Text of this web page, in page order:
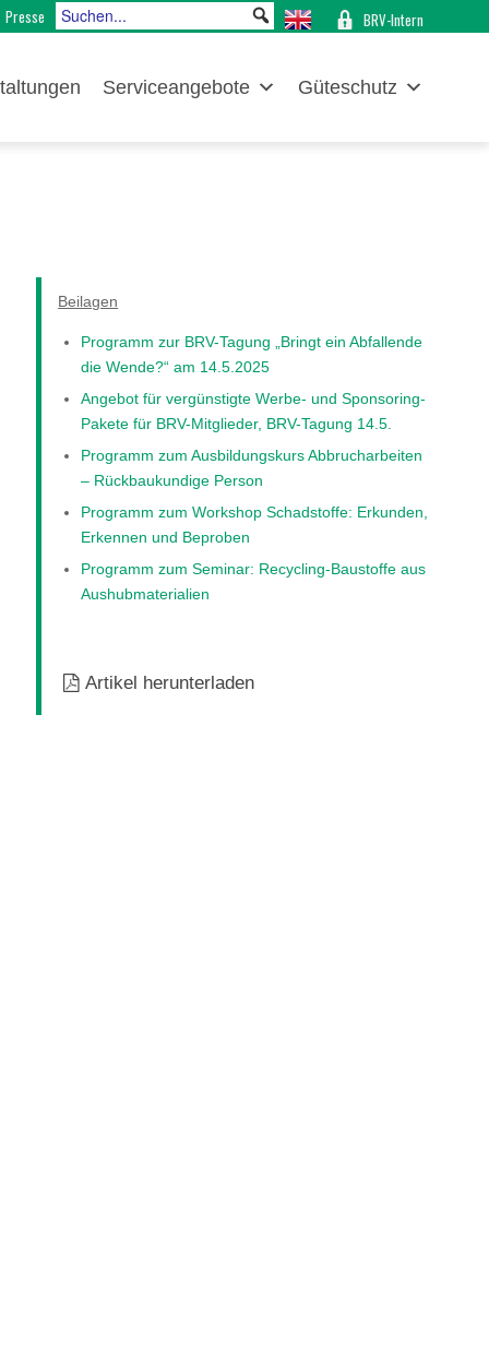
Presse BRV-Intern
Serviceangebote Güteschutz
Beilagen
Programm zur BRV-Tagung „Bringt ein Abfallende
die Wende?“ am 14.5.2025
Angebot für vergünstigte Werbe- und Sponsoring-
Pakete für BRV-Mitglieder, BRV-Tagung 14.5.
Programm zum Ausbildungskurs Abbrucharbeiten
– Rückbaukundige Person
Programm zum Workshop Schadstoffe: Erkunden,
Erkennen und Beproben
Programm zum Seminar: Recycling-Baustoffe aus
Aushubmaterialien
Artikel herunterladen